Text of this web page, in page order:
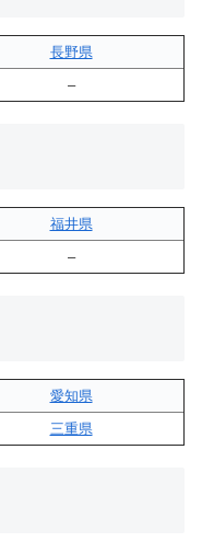
長野県
–
福井県
–
愛知県
三重県